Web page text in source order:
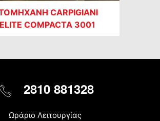
CARPIGIANI
COMPACTA 3001
2810 881328
Ωράριο Λειτουργίας